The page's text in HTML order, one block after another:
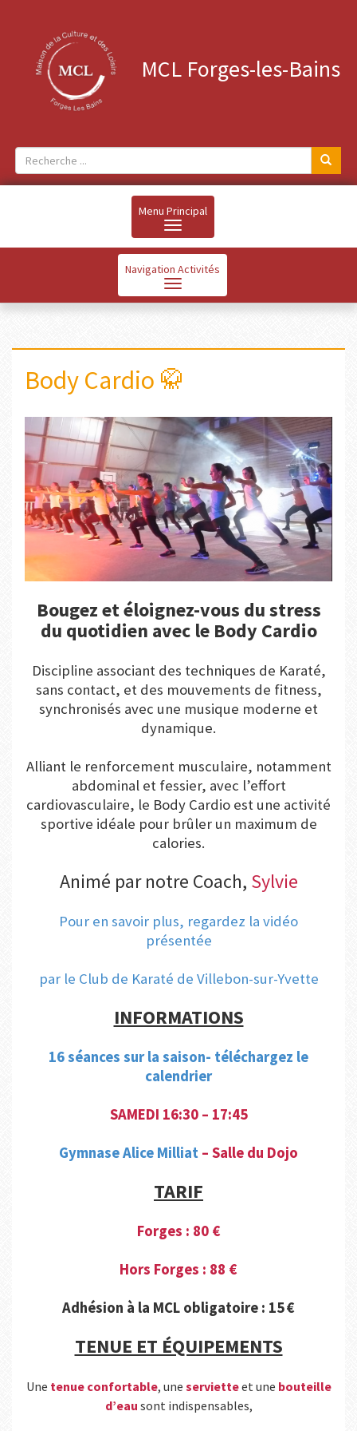
MCL Forges-les-Bains
Menu Principal
Navigation Activités
Body Cardio 🥋​
Bougez et éloignez-vous du stress
du quotidien avec le Body Cardio
Discipline associant des techniques de Karaté,
sans contact, et des mouvements de fitness,
synchronisés avec une musique moderne et
dynamique.
Alliant le renforcement musculaire, notamment
abdominal et fessier, avec l’effort
cardiovasculaire, le Body Cardio est une activité
sportive idéale pour brûler un maximum de
calories.
Animé par notre Coach, Sylvie
Pour en savoir plus, regardez la vidéo
présentée
par le Club de Karaté de Villebon-sur-Yvette
INFORMATIONS
16 séances sur la saison- téléchargez le
calendrier
SAMEDI 16:30 – 17:45
Gymnase Alice Milliat – Salle du Dojo
TARIF
Forges : 80 €
Hors Forges : 88 €
Adhésion à la MCL obligatoire : 15 €
TENUE ET ÉQUIPEMENTS
Une tenue confortable, une servietteet une bouteille
d’eau sont indispensables,